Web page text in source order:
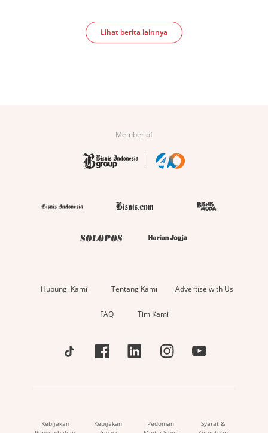
Lihat berita lainnya
Member of
Hubungi Kami Tentang Kami Advertise with Us
FAQ Tim Kami
Kebijakan
Kebijakan
Pedoman
Syarat &